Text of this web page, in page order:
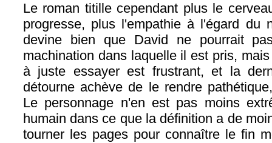
Le roman titille cependant plus le
progresse, plus l'empathie à l'égard du
devine bien que David ne pourrait
machination dans laquelle il est pris,
à juste essayer est frustrant, et la
détourne achève de le rendre
Le personnage n'en est pas moins
humain dans ce que la définition a de
tourner les pages pour connaître le fin